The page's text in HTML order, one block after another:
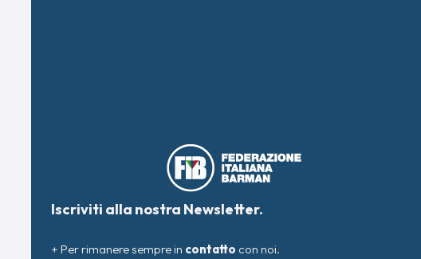
Iscriviti alla nostra Newsletter.
+ Per rimanere sempre in contatto con noi.